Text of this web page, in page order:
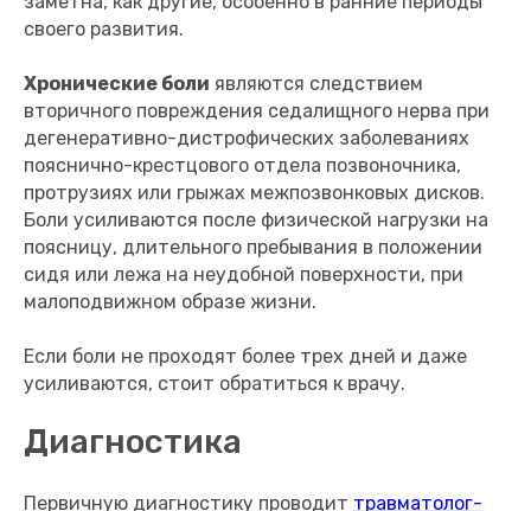
своего развития.
Хронические боли являются следствием
вторичного повреждения седалищного нерва при
дегенеративно-дистрофических заболеваниях
пояснично-крестцового отдела позвоночника,
протрузиях или грыжах межпозвонковых дисков.
Боли усиливаются после физической нагрузки на
поясницу, длительного пребывания в положении
сидя или лежа на неудобной поверхности, при
малоподвижном образе жизни.
Если боли не проходят более трех дней и даже
усиливаются, стоит обратиться к врачу.
Диагностика
Первичную диагностику проводит травматолог-